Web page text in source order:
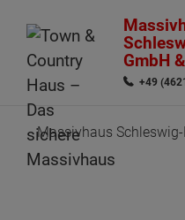
GmbH
+49
Massivhaus